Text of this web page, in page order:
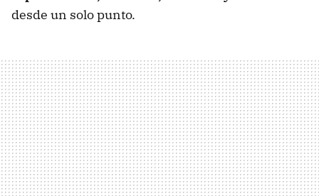
desde un solo punto.